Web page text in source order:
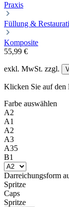
Praxis
Füllung &
Komposite
55,99 €
exkl. MwSt. zzgl.
Klicken Sie auf den
Farbe auswählen
A2
A1
A2
A3
A35
B1
Darreichungsform
Spritze
Caps
Spritze